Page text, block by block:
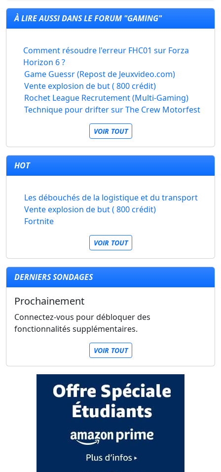
À LIRE AUSSI DANS LE FORUM "GAMING"
Comment résoudre l'erreur FHC01 sur Forza
Horizon 6 ?
Game Guessr (Repost de Jeuxvideo.com)
Vente explosion de but ( 800 crédit)
Rochet League Recrutement (Multi-Gaming)
Technique pour drifter sur The Crew Motorfest
VOIR TOUT
HOT
Les débouchés de la logistique et du transport
Vente explosion de but ( 800 crédit)
Fortnite
VOIR TOUT
DERNIERS SONDAGES
Prochainement
Connectez-vous pour débloquer des
fonctionnalités supplémentaires.
VOIR TOUT